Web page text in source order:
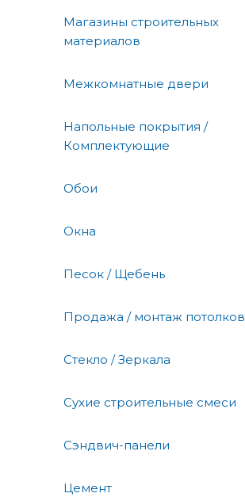
Магазины строительных
материалов
Межкомнатные двери
Напольные покрытия /
Комплектующие
Обои
Окна
Песок / Щебень
Продажа / монтаж потолков
Стекло / Зеркала
Сухие строительные смеси
Сэндвич-панели
Цемент